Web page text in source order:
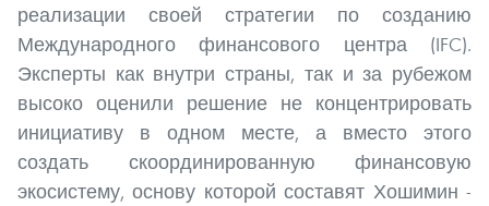
реализации своей стратегии по созданию
Международного финансового центра (IFC).
Эксперты как внутри страны, так и за рубежом
высоко оценили решение не концентрировать
инициативу в одном месте, а вместо этого
создать скоординированную финансовую
экосистему, основу которой составят Хошимин -